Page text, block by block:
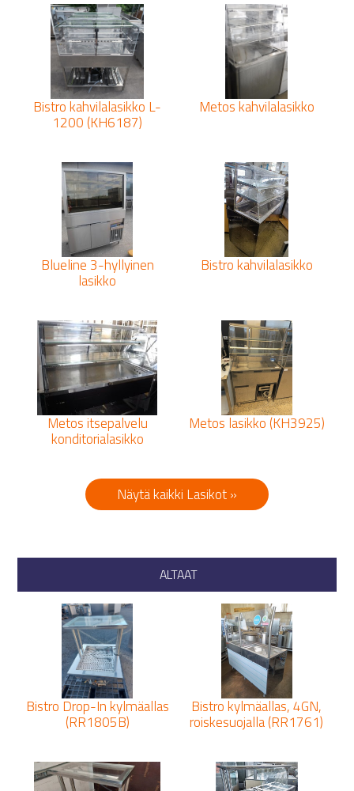
Bistro kahvilalasikko L-
1200 (KH6187)
Metos kahvilalasikko
Blueline 3-hyllyinen
lasikko
Bistro kahvilalasikko
Metos itsepalvelu
konditorialasikko
Metos lasikko (KH3925)
Näytä kaikki Lasikot »
ALTAAT
Bistro Drop-In kylmäallas
(RR1805B)
Bistro kylmäallas, 4GN,
roiskesuojalla (RR1761)